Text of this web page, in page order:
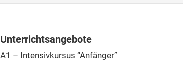
Unterrichtsangebote
A1 – Intensivkursus “Anfänger”